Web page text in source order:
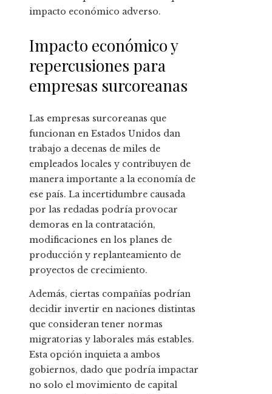
impacto económico adverso.
Impacto económico y
repercusiones para
empresas surcoreanas
Las empresas surcoreanas que
funcionan en Estados Unidos dan
trabajo a decenas de miles de
empleados locales y contribuyen de
manera importante a la economía de
ese país. La incertidumbre causada
por las redadas podría provocar
demoras en la contratación,
modificaciones en los planes de
producción y replanteamiento de
proyectos de crecimiento.
Además, ciertas compañías podrían
decidir invertir en naciones distintas
que consideran tener normas
migratorias y laborales más estables.
Esta opción inquieta a ambos
gobiernos, dado que podría impactar
no solo el movimiento de capital